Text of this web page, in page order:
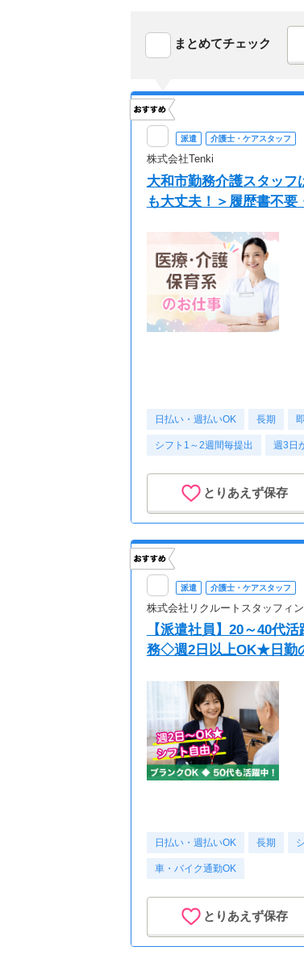
まとめてチェック
派遣 介護士・ケアスタッフ
株式会社Tenki
大和市勤務介護スタッフ
も大丈夫！＞履歴書不要
日払い・週払いOK 長期
シフト1～2週間毎提出 週3日
とりあえず保存
派遣 介護士・ケアスタッフ
株式会社リクルートスタッフィ
【派遣社員】20～40代
務◇週2日以上OK★日勤
日払い・週払いOK 長期
車・バイク通勤OK
とりあえず保存